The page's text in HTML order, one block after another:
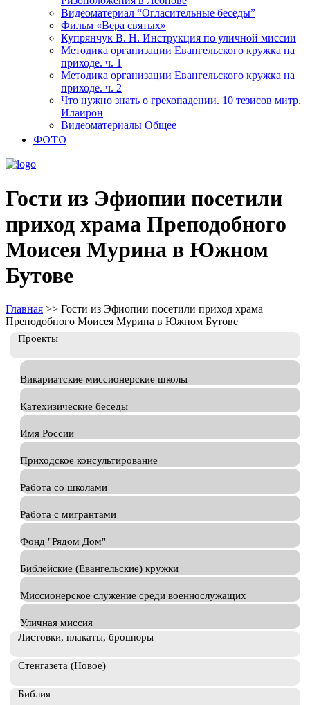
Видеоматериал “Огласительные беседы”
Фильм «Вера святых»
Купрянчук В. Н. Инструкция по уличной миссии
Методика организации Евангельского кружка на
приходе. ч. 1
Методика организации Евангельского кружка на
приходе. ч. 2
Что нужно знать о грехопадении. 10 тезисов митр.
Илаирон
Видеоматериалы Общее
ФОТО
Гости из Эфиопии посетили
приход храма Преподобного
Моисея Мурина в Южном
Бутове
Главная >> Гости из Эфиопии посетили приход храма
Преподобного Моисея Мурина в Южном Бутове
Проекты
Викариатские миссионерские школы
Катехизические беседы
Имя России
Приходское консультирование
Работа со школами
Работа с мигрантами
Фонд "Рядом Дом"
Библейские (Евангельские) кружки
Миссионерское служение среди военнослужащих
Уличная миссия
Листовки, плакаты, брошюры
Стенгазета (Новое)
Библия